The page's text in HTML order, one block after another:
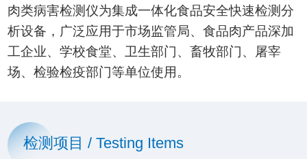
肉类病害检测仪为集成一体化食品安全快速检测分
析设备，广泛应用于市场监管局、食品肉产品深加
工企业、学校食堂、卫生部门、畜牧部门、屠宰
场、检验检疫部门等单位使用。
检测项目 / Testing Items